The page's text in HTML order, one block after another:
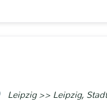
Leipzig >> Leipzig,